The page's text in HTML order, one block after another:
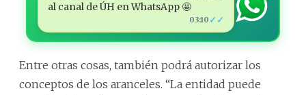
al canal de ÚH en WhatsApp 🤩
03:10 ✓✓
Entre otras cosas, también podrá autorizar los
conceptos de los aranceles. “La entidad puede